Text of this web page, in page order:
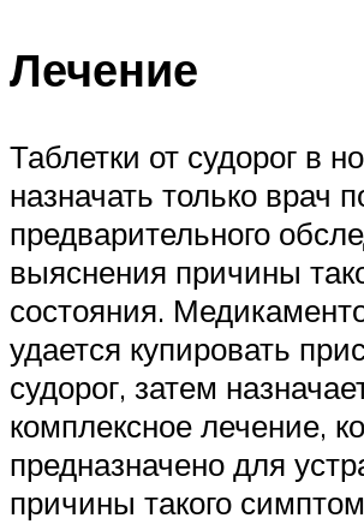
Лечение
Таблетки от судорог в
назначать только врач
предварительного
выяснения причины
состояния.
удается купировать
судорог, затем
комплексное лечение,
предназначено для
причины такого